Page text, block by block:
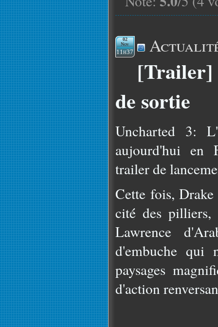
02
Nov
11h37
[Trailer]
de sortie
Uncharted 3:
aujourd'hui en
trailer de
Cette fois,
cité des pilliers,
Lawrence
d'embuche qui
paysages
d'action